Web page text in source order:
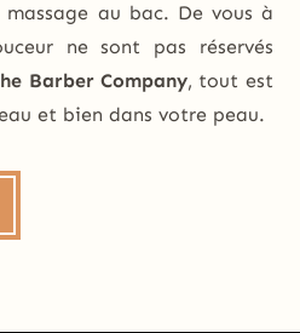
au bac. De vous à
ne sont pas réservés
Barber Company, tout est
et bien dans votre peau.